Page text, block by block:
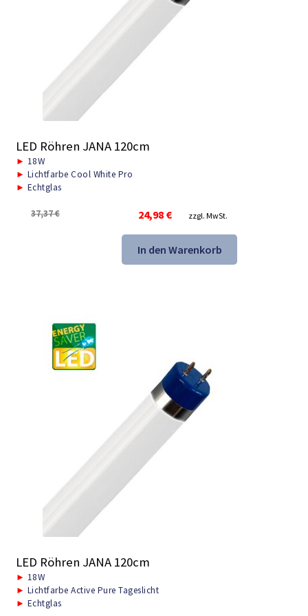
LED Röhren JANA 120cm
► 18W
► Lichtfarbe Cool White Pro
► Echtglas
37,37€
Ursprünglicher
war:
37,37 €
24,98 €
Aktueller
ist:
24,98 €.
zzgl. MwSt.
In den Warenkorb
LED Röhren JANA 120cm
► 18W
► Lichtfarbe Active Pure Tageslicht
► Echtglas